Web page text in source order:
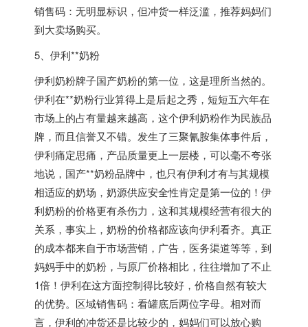
销售码：无明显标识，但冲货一样泛滥，推荐妈妈们
到大卖场购买。
5、伊利**奶粉
伊利奶粉牌子国产奶粉的第一位，这是理所当然的。
伊利在**奶粉行业算得上是后起之秀，短短五六年在
市场上的占有量越来越高，这个伊利奶粉作为民族品
牌，而且信誉又不错。发生了三聚氰胺集体事件后，
伊利痛定思痛，产品质量更上一层楼，可以毫不夸张
地说，国产**奶粉品牌中，也只有伊利才有与其规模
相适应的奶场，奶源供应安全性肯定是第一位的！伊
利奶粉的价格更有杀伤力，这和其规模经营有很大的
关系，事实上，奶粉的价格都应该向伊利看齐。真正
的成本都来自于市场营销，广告，医务渠道等等，到
妈妈手中的奶粉，与原厂价格相比，往往增加了不止
1倍！伊利在这方面控制得比较好，价格自然有较大
的优势。区域销售码：看罐底后两位字母。相对而
言，伊利的冲货还是比较少的，妈妈们可以放心购